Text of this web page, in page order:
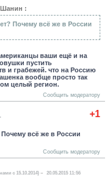
:
Почему всё же в России
ваши ещё и на
пустить
и грабежей. что на Россию
вообще просто так
целый регион.
Сообщить модератору
+1
всё же в России
Сообщить модератору
с 15.10.2014) 20.05.2015 11:56